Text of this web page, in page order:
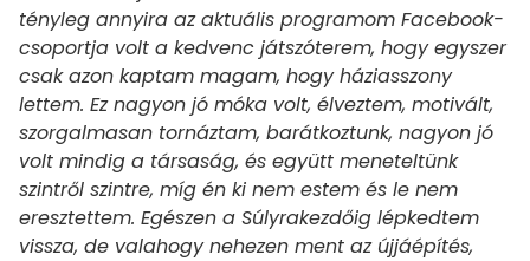
tényleg annyira az aktuális programom Facebook-
csoportja volt a kedvenc játszóterem, hogy egyszer
csak azon kaptam magam, hogy háziasszony
lettem. Ez nagyon jó móka volt, élveztem, motivált,
szorgalmasan tornáztam, barátkoztunk, nagyon jó
volt mindig a társaság, és együtt meneteltünk
szintről szintre, míg én ki nem estem és le nem
eresztettem. Egészen a Súlyrakezdőig lépkedtem
vissza, de valahogy nehezen ment az újjáépítés,